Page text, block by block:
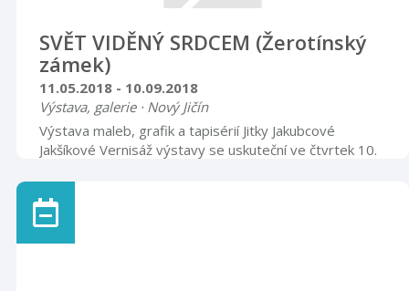
SVĚT VIDĚNÝ SRDCEM (Žerotínský
zámek)
11.05.2018 - 10.09.2018
Výstava, galerie · Nový Jičín
Výstava maleb, grafik a tapisérií Jitky Jakubcové
Jakšíkové Vernisáž výstavy se uskuteční ve čtvrtek 10.
Otevírací doba úterý – pátek 8.00 – 12.00 13.00 –
17.00 sobota, neděle, svátky 9.00 – 16.00